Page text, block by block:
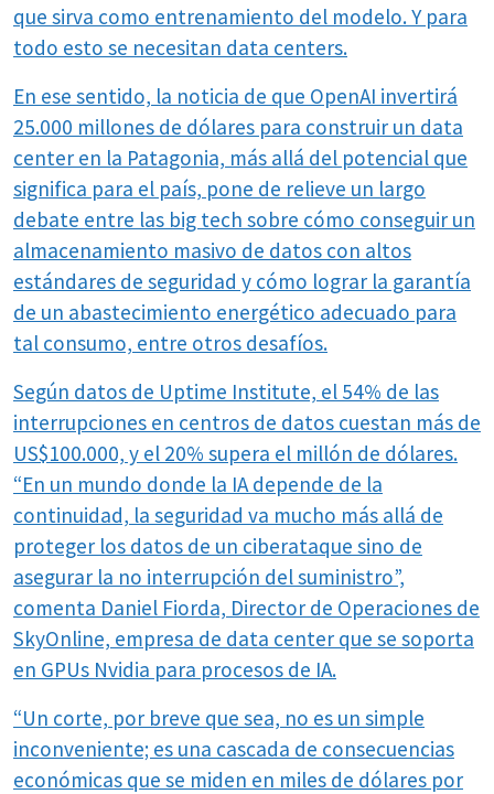
que sirva como entrenamiento del modelo. Y para
todo esto se necesitan data centers.
En ese sentido, la noticia de que OpenAI invertirá
25.000 millones de dólares para construir un data
center en la Patagonia, más allá del potencial que
significa para el país, pone de relieve un largo
debate entre las big tech sobre cómo conseguir un
almacenamiento masivo de datos con altos
estándares de seguridad y cómo lograr la garantía
de un abastecimiento energético adecuado para
tal consumo, entre otros desafíos.
Según datos de Uptime Institute, el 54% de las
interrupciones en centros de datos cuestan más de
US$100.000, y el 20% supera el millón de dólares.
“En un mundo donde la IA depende de la
continuidad, la seguridad va mucho más allá de
proteger los datos de un ciberataque sino de
asegurar la no interrupción del suministro”,
comenta Daniel Fiorda, Director de Operaciones de
SkyOnline, empresa de data center que se soporta
en GPUs Nvidia para procesos de IA.
“Un corte, por breve que sea, no es un simple
inconveniente; es una cascada de consecuencias
económicas que se miden en miles de dólares por